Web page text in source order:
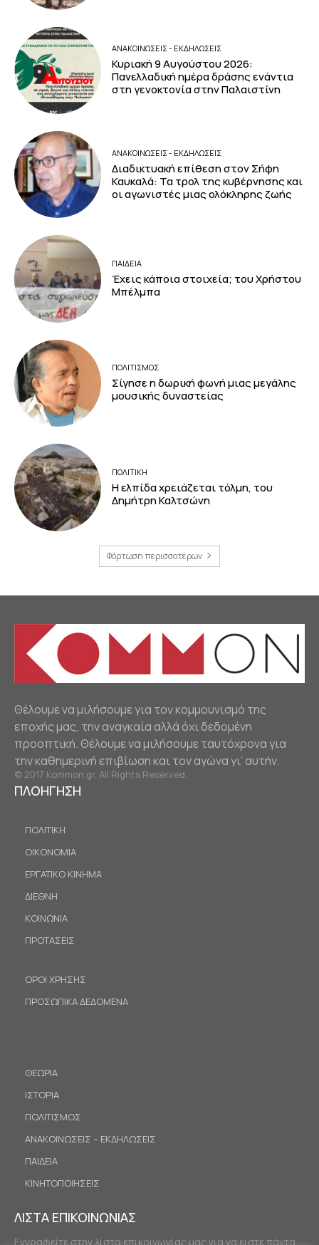
ΑΝΑΚΟΙΝΩΣΕΙΣ - ΕΚΔΗΛΩΣΕΙΣ
Κυριακή 9 Αυγούστου 2026:
Πανελλαδική ημέρα δράσης ενάντια
στη γενοκτονία στην Παλαιστίνη
ΑΝΑΚΟΙΝΩΣΕΙΣ - ΕΚΔΗΛΩΣΕΙΣ
Διαδικτυακή επίθεση στον Σήφη
Καυκαλά: Τα τρολ της κυβέρνησης και
οι αγωνιστές μιας ολόκληρης ζωής
ΠΑΙΔΕΙΑ
Έχεις κάποια στοιχεία; του Χρήστου
Μπέλμπα
ΠΟΛΙΤΙΣΜΟΣ
Σίγησε η δωρική φωνή μιας μεγάλης
μουσικής δυναστείας
ΠΟΛΙΤΙΚΗ
Η ελπίδα χρειάζεται τόλμη, του
Δημήτρη Καλτσώνη
Φόρτωση περισσοτέρων
Θέλουμε να μιλήσουμε για τον κομμουνισμό της
εποχής μας, την αναγκαία αλλά όχι δεδομένη
προοπτική. Θέλουμε να μιλήσουμε ταυτόχρονα για
την καθημερινή επιβίωση και τον αγώνα γι’ αυτήν.
© 2017 kommon.gr. All Rights Reserved.
ΠΛΟΗΓΗΣΗ
ΠΟΛΙΤΙΚΗ
ΟΙΚΟΝΟΜΙΑ
ΕΡΓΑΤΙΚΟ ΚΙΝΗΜΑ
ΔΙΕΘΝΗ
ΚΟΙΝΩΝΙΑ
ΠΡΟΤΑΣΕΙΣ
ΟΡΟΙ ΧΡΗΣΗΣ
ΠΡΟΣΩΠΙΚΑ ΔΕΔΟΜΕΝΑ
ΘΕΩΡΙΑ
ΙΣΤΟΡΙΑ
ΠΟΛΙΤΙΣΜΟΣ
ΑΝΑΚΟΙΝΩΣΕΙΣ – ΕΚΔΗΛΩΣΕΙΣ
ΠΑΙΔΕΙΑ
ΚΙΝΗΤΟΠΟΙΗΣΕΙΣ
ΛΙΣΤΑ ΕΠΙΚΟΙΝΩΝΙΑΣ
Εγγραφείτε στην λίστα επικοινωνίας μας για να είστε πάντα